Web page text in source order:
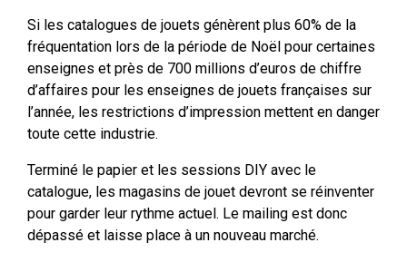
Si les catalogues de jouets génèrent plus 60% de la
fréquentation lors de la période de Noël pour certaines
enseignes et près de 700 millions d’euros de chiffre
d’affaires pour les enseignes de jouets françaises sur
l’année, les restrictions d’impression mettent en danger
toute cette industrie.
Terminé le papier et les sessions DIY avec le
catalogue, les magasins de jouet devront se réinventer
pour garder leur rythme actuel. Le mailing est donc
dépassé et laisse place à un nouveau marché.